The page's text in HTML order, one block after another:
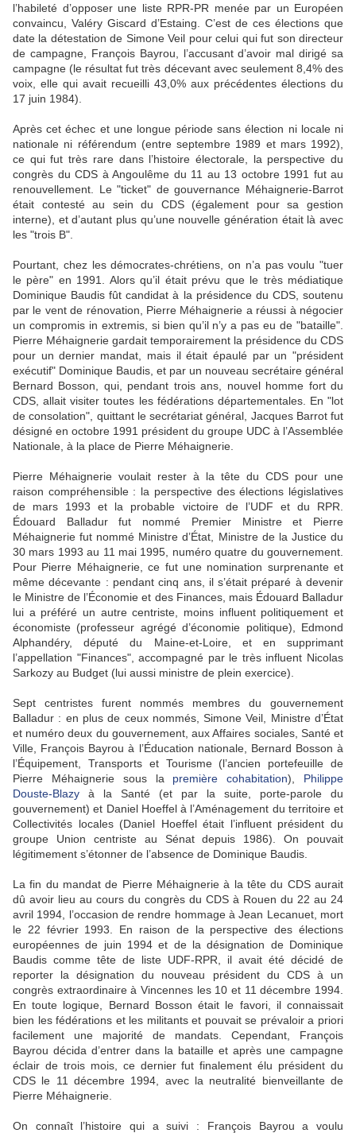
l’habileté d’opposer une liste RPR-PR menée par un Européen
convaincu, Valéry Giscard d’Estaing. C’est de ces élections que
date la détestation de Simone Veil pour celui qui fut son directeur
de campagne, François Bayrou, l’accusant d’avoir mal dirigé sa
campagne (le résultat fut très décevant avec seulement 8,4% des
voix, elle qui avait recueilli 43,0% aux précédentes élections du
17 juin 1984).
Après cet échec et une longue période sans élection ni locale ni
nationale ni référendum (entre septembre 1989 et mars 1992),
ce qui fut très rare dans l’histoire électorale, la perspective du
congrès du CDS à Angoulême du 11 au 13 octobre 1991 fut au
renouvellement. Le "ticket" de gouvernance Méhaignerie-Barrot
était contesté au sein du CDS (également pour sa gestion
interne), et d’autant plus qu’une nouvelle génération était là avec
les "trois B".
Pourtant, chez les démocrates-chrétiens, on n’a pas voulu "tuer
le père" en 1991. Alors qu’il était prévu que le très médiatique
Dominique Baudis fût candidat à la présidence du CDS, soutenu
par le vent de rénovation, Pierre Méhaignerie a réussi à négocier
un compromis in extremis, si bien qu’il n’y a pas eu de "bataille".
Pierre Méhaignerie gardait temporairement la présidence du CDS
pour un dernier mandat, mais il était épaulé par un "président
exécutif" Dominique Baudis, et par un nouveau secrétaire général
Bernard Bosson, qui, pendant trois ans, nouvel homme fort du
CDS, allait visiter toutes les fédérations départementales. En "lot
de consolation", quittant le secrétariat général, Jacques Barrot fut
désigné en octobre 1991 président du groupe UDC à l’Assemblée
Nationale, à la place de Pierre Méhaignerie.
Pierre Méhaignerie voulait rester à la tête du CDS pour une
raison compréhensible : la perspective des élections législatives
de mars 1993 et la probable victoire de l’UDF et du RPR.
Édouard Balladur fut nommé Premier Ministre et Pierre
Méhaignerie fut nommé Ministre d’État, Ministre de la Justice du
30 mars 1993 au 11 mai 1995, numéro quatre du gouvernement.
Pour Pierre Méhaignerie, ce fut une nomination surprenante et
même décevante : pendant cinq ans, il s’était préparé à devenir
le Ministre de l’Économie et des Finances, mais Édouard Balladur
lui a préféré un autre centriste, moins influent politiquement et
économiste (professeur agrégé d’économie politique), Edmond
Alphandéry, député du Maine-et-Loire, et en supprimant
l’appellation "Finances", accompagné par le très influent Nicolas
Sarkozy au Budget (lui aussi ministre de plein exercice).
Sept centristes furent nommés membres du gouvernement
Balladur : en plus de ceux nommés, Simone Veil, Ministre d’État
et numéro deux du gouvernement, aux Affaires sociales, Santé et
Ville, François Bayrou à l’Éducation nationale, Bernard Bosson à
l’Équipement, Transports et Tourisme (l’ancien portefeuille de
Pierre Méhaignerie sous la première cohabitation), Philippe
Douste-Blazy à la Santé (et par la suite, porte-parole du
gouvernement) et Daniel Hoeffel à l’Aménagement du territoire et
Collectivités locales (Daniel Hoeffel était l’influent président du
groupe Union centriste au Sénat depuis 1986). On pouvait
légitimement s’étonner de l’absence de Dominique Baudis.
La fin du mandat de Pierre Méhaignerie à la tête du CDS aurait
dû avoir lieu au cours du congrès du CDS à Rouen du 22 au 24
avril 1994, l’occasion de rendre hommage à Jean Lecanuet, mort
le 22 février 1993. En raison de la perspective des élections
européennes de juin 1994 et de la désignation de Dominique
Baudis comme tête de liste UDF-RPR, il avait été décidé de
reporter la désignation du nouveau président du CDS à un
congrès extraordinaire à Vincennes les 10 et 11 décembre 1994.
En toute logique, Bernard Bosson était le favori, il connaissait
bien les fédérations et les militants et pouvait se prévaloir a priori
facilement une majorité de mandats. Cependant, François
Bayrou décida d’entrer dans la bataille et après une campagne
éclair de trois mois, ce dernier fut finalement élu président du
CDS le 11 décembre 1994, avec la neutralité bienveillante de
Pierre Méhaignerie.
On connaît l’histoire qui a suivi : François Bayrou a voulu